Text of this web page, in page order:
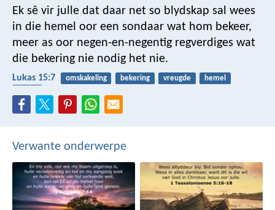
Ek sê vir julle dat daar net so blydskap sal wees
in die hemel oor een sondaar wat hom bekeer,
meer as oor negen-en-negentig regverdiges wat
die bekering nie nodig het nie.
Lukas 15:7 omskakeling bekering vreugde
hemel
Verwante onderwerpe